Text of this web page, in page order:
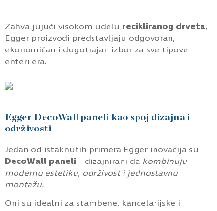
Zahvaljujući visokom udelu recikliranog drveta,
Egger proizvodi predstavljaju odgovoran,
ekonomičan i dugotrajan izbor za sve tipove
enterijera.
Egger DecoWall paneli kao spoj dizajna i
održivosti
Jedan od istaknutih primera Egger inovacija su
DecoWall paneli – dizajnirani da kombinuju
modernu estetiku, održivost i jednostavnu
montažu.
Oni su idealni za stambene, kancelarijske i